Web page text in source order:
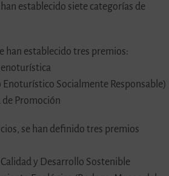
establecido siete categorías de
han establecido tres premios:
Enoturístico Socialmente Responsable)
de Promoción
se han definido tres premios
y Desarrollo Sostenible